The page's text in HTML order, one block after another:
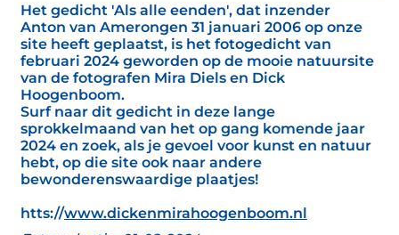
Het gedicht 'Als alle eenden', dat inzender
Anton van Amerongen 31 januari 2006 op onze
site heeft geplaatst, is het fotogedicht van
februari 2024 geworden op de mooie natuursite
van de fotografen Mira Diels en Dick
Hoogenboom.
Surf naar dit gedicht in deze lange
sprokkelmaand van het op gang komende jaar
2024 en zoek, als je gevoel voor kunst en natuur
hebt, op die site ook naar andere
bewonderenswaardige plaatjes!
htts://www.dickenmirahoogenboom.nl